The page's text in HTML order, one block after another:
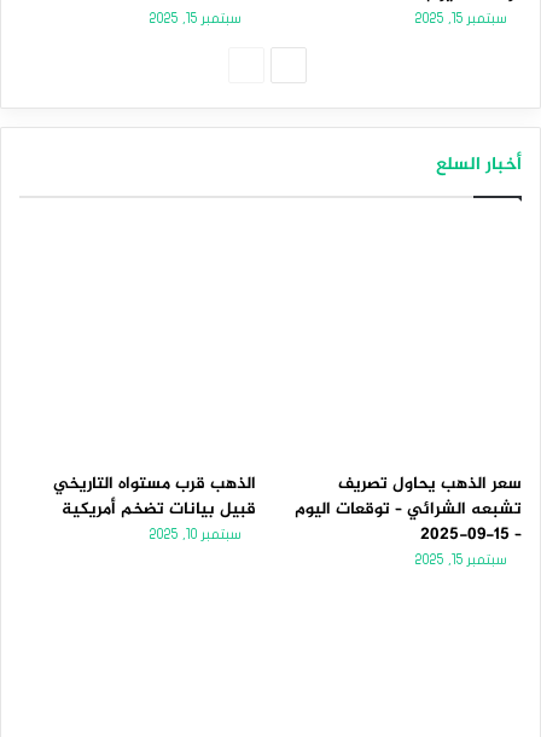
سبتمبر 15, 2025 سبتمبر 15, 2025
أخبار السلع
سعر الذهب يحاول تصريف
تشبعه الشرائي – توقعات اليوم
– 15-09-2025
سبتمبر 15, 2025
الذهب قرب مستواه التاريخي
قبيل بيانات تضخم أمريكية
سبتمبر 10, 2025